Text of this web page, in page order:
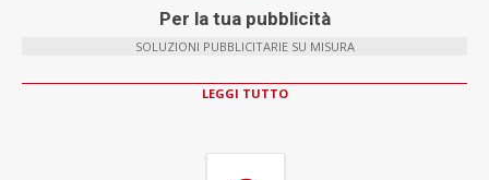
Per la tua pubblicità
SOLUZIONI PUBBLICITARIE SU MISURA
LEGGI TUTTO